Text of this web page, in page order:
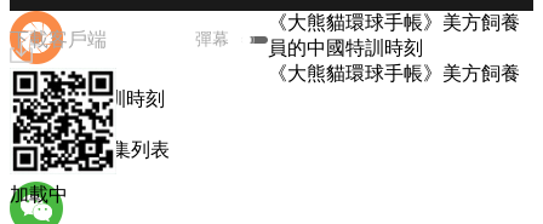
微信朋友圈
下載客戶端 彈幕
《大熊貓環球手帳》美方飼養
員的中國特訓時刻
《大熊貓環球手帳》美方飼養
員的中國特訓時刻
播放列表
圖文選集 選集列表
加載中